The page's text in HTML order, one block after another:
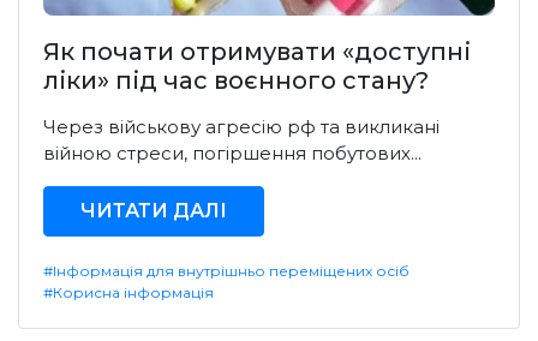
Як почати отримувати «доступні
ліки» під час воєнного стану?
Через військову агресію рф та викликані
війною стреси, погіршення побутових...
ЧИТАТИ ДАЛІ
#Інформація для внутрішньо переміщених осіб
#Корисна інформація